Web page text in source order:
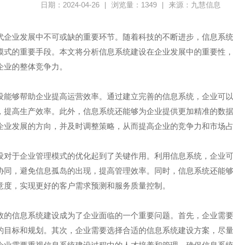
日期：2024-04-26 | 浏览量：1349 | 来源：九慧信息
企业发展中不可或缺的重要环节。随着科技的不断进步，信息系
式的重要手段。本文将分析信息系统建设在企业发展中的重要性
的整体竞争力。
能够帮助企业提高运营效率。通过建立完善的信息系统，企业可
提高生产效率。此外，信息系统还能够为企业提供更加精准的数
业发展的方向，并及时调整策略，从而提高企业的竞争力和市场占
对于企业管理模式的优化起到了关键作用。利用信息系统，企业
同，避免信息孤岛的出现，提高管理效率。同时，信息系统还能
度，实现更好的客户需求预测和服务质量控制。
的信息系统建设成为了企业面临的一个重要问题。首先，企业需
目标和规划。其次，企业需要选择合适的信息系统建设方案，尽